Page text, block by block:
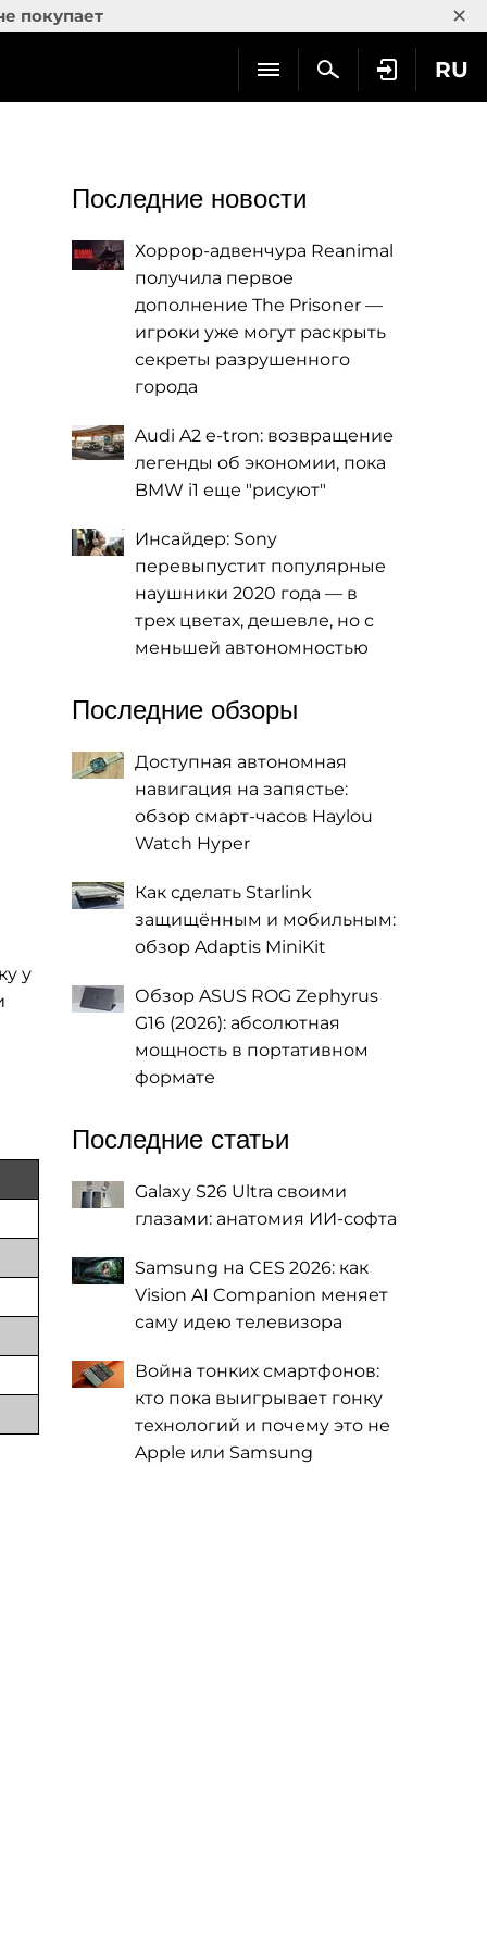
покупает ×
RU
у
Последние новости
Хоррор-адвенчура Reanimal
получила первое
дополнение The Prisoner —
игроки уже могут раскрыть
секреты разрушенного
города
Audi A2 e-tron: возвращение
легенды об экономии, пока
BMW i1 еще "рисуют"
Инсайдер: Sony
перевыпустит популярные
наушники 2020 года — в
трех цветах, дешевле, но с
меньшей автономностью
Последние обзоры
Доступная автономная
навигация на запястье:
обзор смарт-часов Haylou
Watch Hyper
Как сделать Starlink
защищённым и мобильным:
обзор Adaptis MiniKit
Обзор ASUS ROG Zephyrus
G16 (2026): абсолютная
мощность в портативном
формате
Последние статьи
Galaxy S26 Ultra своими
глазами: анатомия ИИ-софта
Samsung на CES 2026: как
Vision AI Companion меняет
саму идею телевизора
Война тонких смартфонов:
кто пока выигрывает гонку
технологий и почему это не
Apple или Samsung